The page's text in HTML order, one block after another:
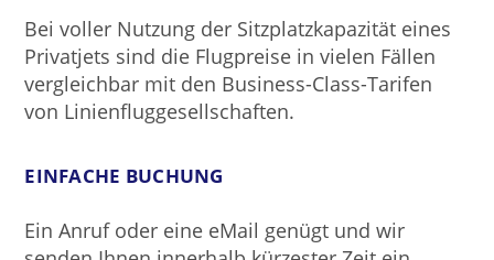
Bei voller Nutzung der Sitzplatzkapazität eines
Privatjets sind die Flugpreise in vielen Fällen
vergleichbar mit den Business-Class-Tarifen
von Linienfluggesellschaften.
EINFACHE BUCHUNG
Ein Anruf oder eine eMail genügt und wir